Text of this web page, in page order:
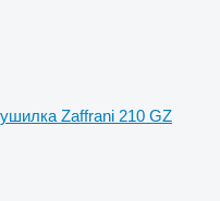
Zaffrani 210 GZ